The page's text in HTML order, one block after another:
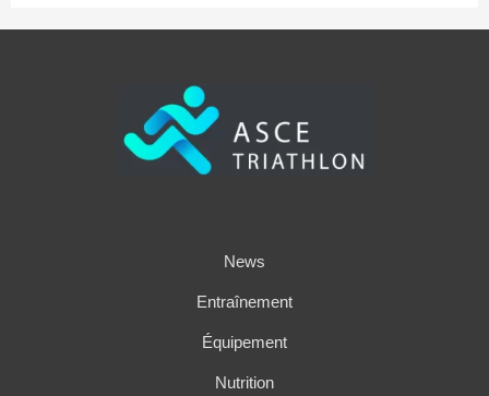
News
Entraînement
Équipement
Nutrition